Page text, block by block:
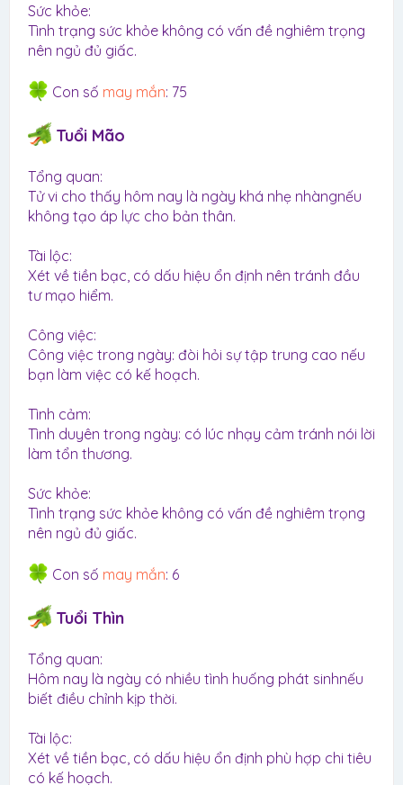
Sức khỏe:
Tình trạng sức khỏe không có vấn đề nghiêm trọng
nên ngủ đủ giấc.
Con số may mắn: 75
Tuổi Mão
Tổng quan:
Tử vi cho thấy hôm nay là ngày khá nhẹ nhàngnếu
không tạo áp lực cho bản thân.
Tài lộc:
Xét về tiền bạc, có dấu hiệu ổn định nên tránh đầu
tư mạo hiểm.
Công việc:
Công việc trong ngày: đòi hỏi sự tập trung cao nếu
bạn làm việc có kế hoạch.
Tình cảm:
Tình duyên trong ngày: có lúc nhạy cảm tránh nói lời
làm tổn thương.
Sức khỏe:
Tình trạng sức khỏe không có vấn đề nghiêm trọng
nên ngủ đủ giấc.
Con số may mắn: 6
Tuổi Thìn
Tổng quan:
Hôm nay là ngày có nhiều tình huống phát sinhnếu
biết điều chỉnh kịp thời.
Tài lộc:
Xét về tiền bạc, có dấu hiệu ổn định phù hợp chi tiêu
có kế hoạch.